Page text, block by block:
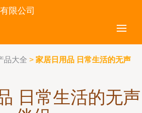
限公司
品大全 > 家居日用品 日常生活的无声
日常生活的无声